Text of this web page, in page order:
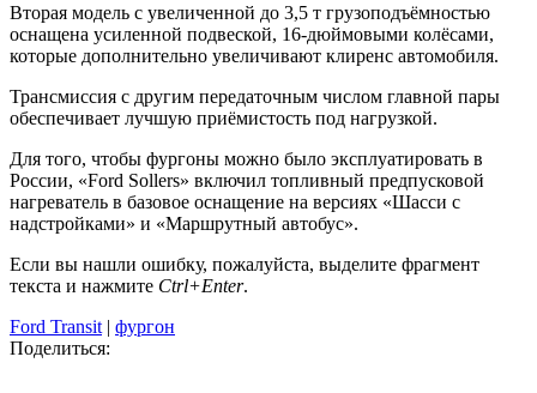
Вторая модель с увеличенной до 3,5 т грузоподъёмностью
оснащена усиленной подвеской, 16-дюймовыми колёсами,
которые дополнительно увеличивают клиренс автомобиля.
Трансмиссия с другим передаточным числом главной пары
обеспечивает лучшую приёмистость под нагрузкой.
Для того, чтобы фургоны можно было эксплуатировать в
России, «Ford Sollers» включил топливный предпусковой
нагреватель в базовое оснащение на версиях «Шасси с
надстройками» и «Маршрутный автобус».
Если вы нашли ошибку, пожалуйста, выделите фрагмент
текста и нажмите Ctrl+Enter.
Ford Transit | фургон
Поделиться: